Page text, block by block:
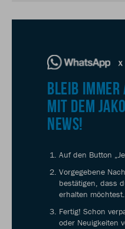
BLEIB IMMER
MIT DEM
NEWS!
Auf den Button
Vorgegebene
bestätigen, dass
erhalten möchtest.
Fertig! Schon
oder Neuigkeiten